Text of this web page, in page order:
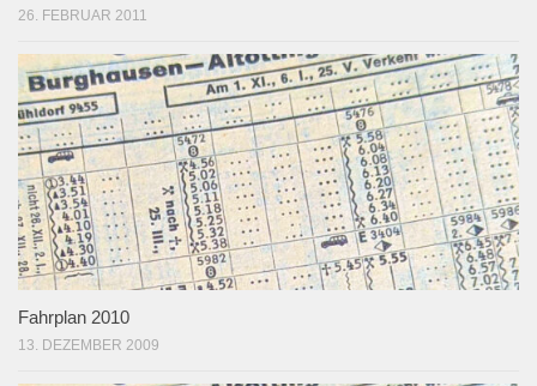
26. FEBRUAR 2011
Fahrplan 2010
13. DEZEMBER 2009